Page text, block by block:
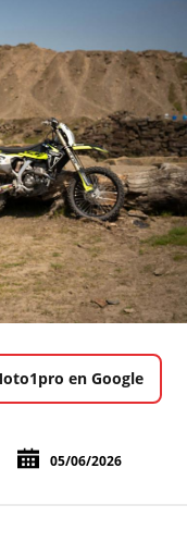
en Google
05/06/2026